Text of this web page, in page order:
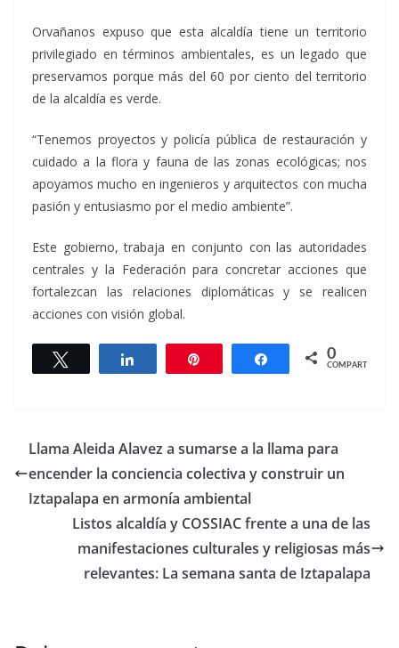
Orvañanos expuso que esta alcaldía tiene un territorio
privilegiado en términos ambientales, es un legado que
preservamos porque más del 60 por ciento del territorio
de la alcaldía es verde.
“Tenemos proyectos y policía pública de restauración y
cuidado a la flora y fauna de las zonas ecológicas; nos
apoyamos mucho en ingenieros y arquitectos con mucha
pasión y entusiasmo por el medio ambiente”.
Este gobierno, trabaja en conjunto con las autoridades
centrales y la Federación para concretar acciones que
fortalezcan las relaciones diplomáticas y se realicen
acciones con visión global.
Twittear Compartir Compartir
0
COMPARTIR
Llama Aleida Alavez a sumarse a la llama para
encender la conciencia colectiva y construir un
Iztapalapa en armonía ambiental
Listos alcaldía y COSSIAC frente a una de las
manifestaciones culturales y religiosas más
relevantes: La semana santa de Iztapalapa